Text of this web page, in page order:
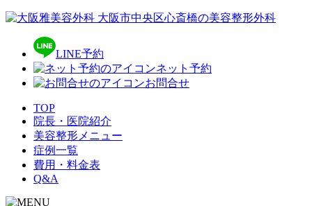
LINE予約
ネット予約
お問合せ
TOP
院長・医院紹介
美容整形メニュー
症例一覧
費用・料金表
Q&A